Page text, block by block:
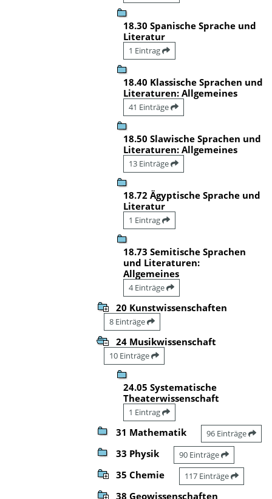
18.30 Spanische Sprache und
Literatur
1 Eintrag
18.40 Klassische Sprachen und
Literaturen: Allgemeines
41 Einträge
18.50 Slawische Sprachen und
Literaturen: Allgemeines
13 Einträge
18.72 Ägyptische Sprache und
Literatur
1 Eintrag
18.73 Semitische Sprachen
und Literaturen:
Allgemeines
4 Einträge
20 Kunstwissenschaften
8 Einträge
24 Musikwissenschaft
10 Einträge
24.05 Systematische
Theaterwissenschaft
1 Eintrag
31 Mathematik 96 Einträge
33 Physik 90 Einträge
35 Chemie 117 Einträge
38 Geowissenschaften